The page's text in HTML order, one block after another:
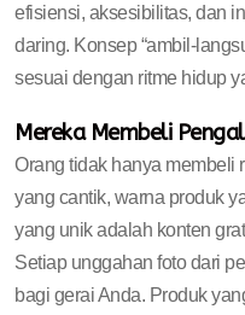
efisiensi, aksesibilitas, dan
daring. Konsep “ambil-
sesuai dengan ritme hidup
Mereka Membeli
Orang tidak hanya membeli
yang cantik, warna produk
yang unik adalah konten
Setiap unggahan foto dari
bagi gerai Anda. Produk